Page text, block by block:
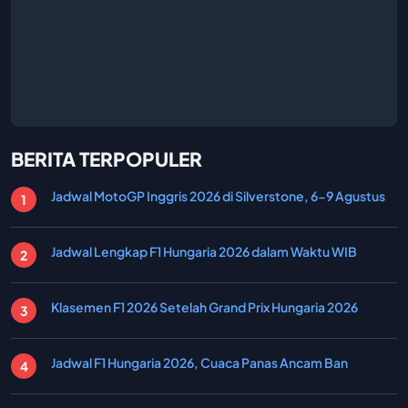
BERITA TERPOPULER
Jadwal MotoGP Inggris 2026 di Silverstone, 6-9 Agustus
Jadwal Lengkap F1 Hungaria 2026 dalam Waktu WIB
Klasemen F1 2026 Setelah Grand Prix Hungaria 2026
Jadwal F1 Hungaria 2026, Cuaca Panas Ancam Ban